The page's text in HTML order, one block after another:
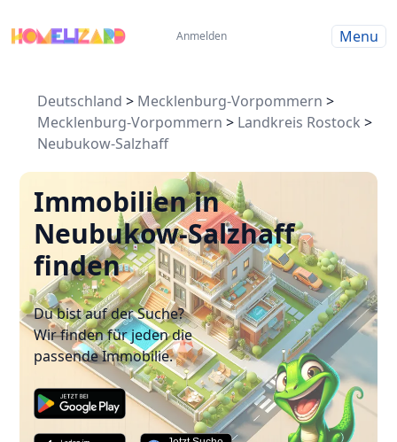
Anmelden Menu
Deutschland > Mecklenburg-Vorpommern >
Mecklenburg-Vorpommern > Landkreis Rostock >
Neubukow-Salzhaff
Immobilien in
Neubukow-Salzhaff
finden
Du bist auf der Suche?
Wir finden für jeden die
passende Immobilie.